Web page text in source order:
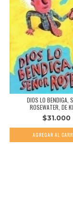
DIOS LO BENDIGA,
ROSEWATER, DE
$31.000